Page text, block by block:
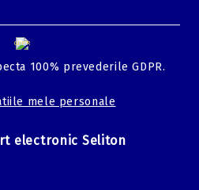
GDPR
100% prevederile GDPR.
mele personale
electronic Seliton